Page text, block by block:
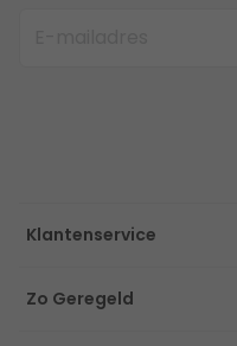
Klantenservice
Zo Geregeld